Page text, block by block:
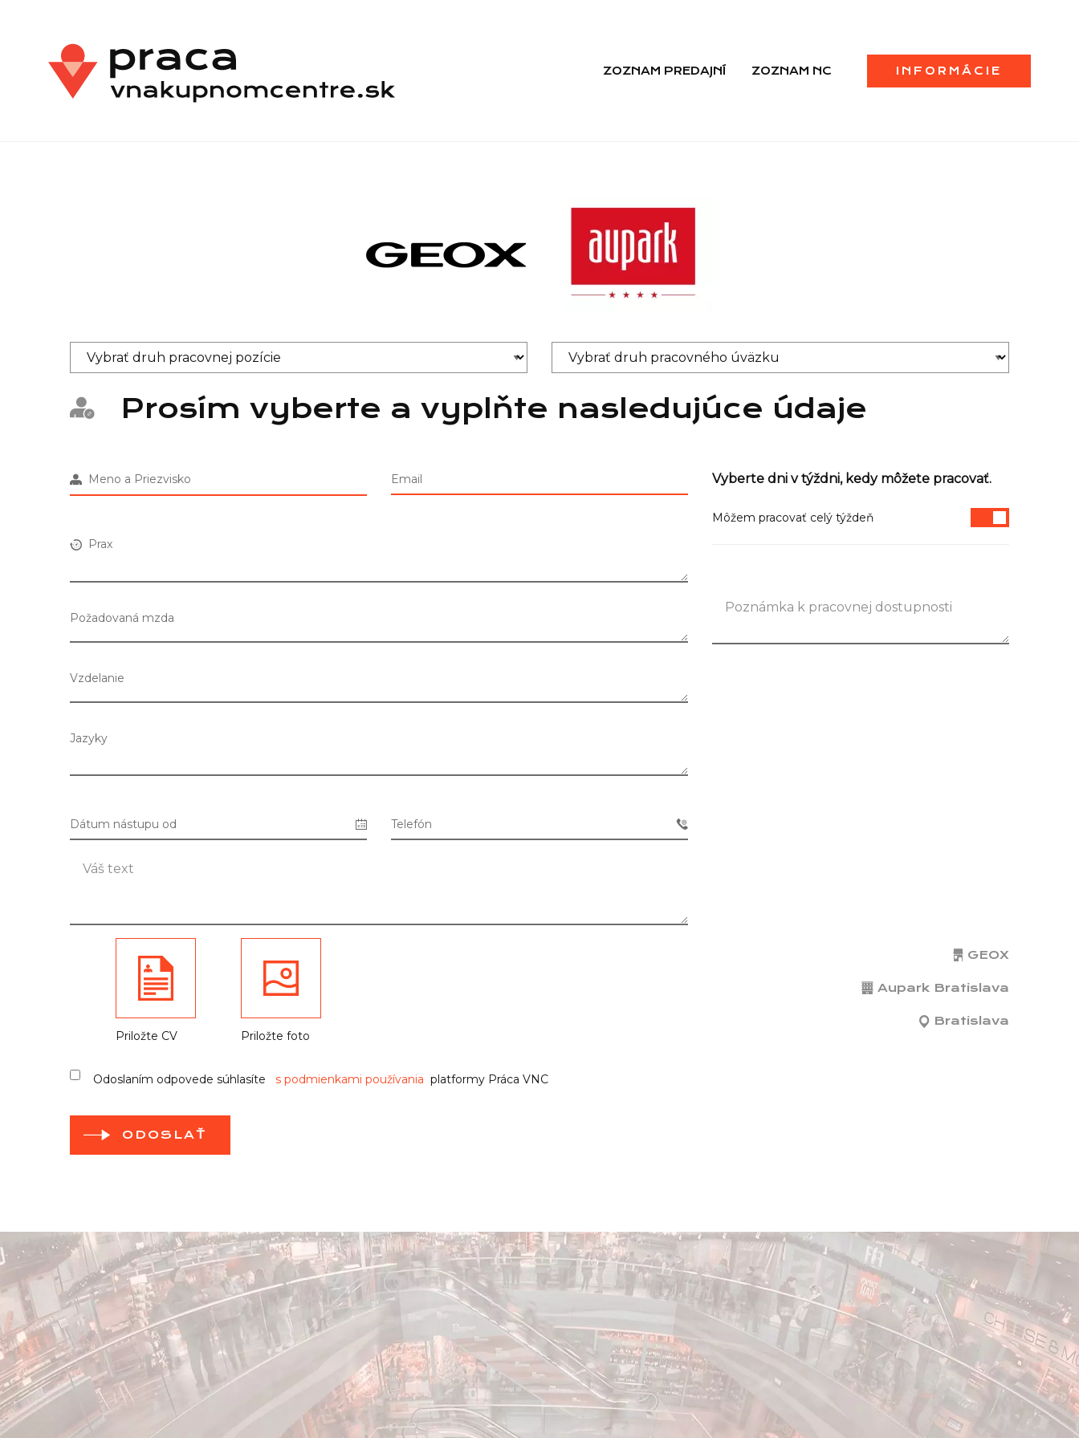
ZOZNAM PREDAJNÍ ZOZNAM NC INFORMÁCIE
Prosím vyberte a vyplňte nasledujúce údaje
Meno a Priezvisko Email
Prax
Požadovaná mzda
Vzdelanie
Jazyky
Dátum nástupu od Telefón
Vyberte dni v týždni, kedy môžete pracovať.
Môžem pracovať celý týždeň
Priložte CV Priložte foto
GEOX
Aupark Bratislava
Bratislava
Odoslaním odpovede súhlasíte s podmienkami používania platformy Práca VNC
ODOSLAŤ